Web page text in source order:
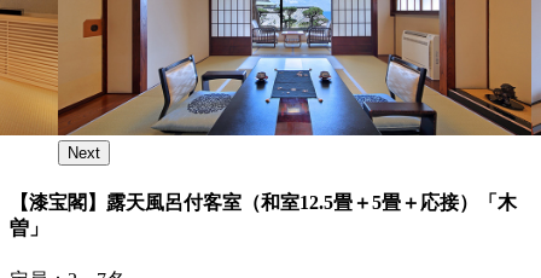
Next
【漆宝閣】露天風呂付客室（和室12.5畳＋5畳＋応接）「木
曽」